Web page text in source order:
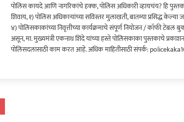
पोलिस कायदे आणि नागरिकांचे हक्क, पोलिस अधिकारी व्हायचंय? हि
शिवाय, १) पोलिस अधिकाऱ्यांच्या सविस्तर मुलाखती, बातम्या प्रसिद्ध
४) पोलिसकाकांच्या निवृत्तीच्या कार्यक्रमाचे संपूर्ण नियोजन / कॉफी
असून, मा. मुख्यमंत्री एकनाथ शिंदे यांच्या हस्ते पोलिसकाका पुस्तकाचे
पोलिसदलासाठी काम करत आहे. अधिक माहितीसाठी संपर्क: